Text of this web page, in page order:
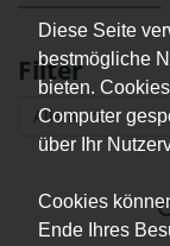
Diese Seite
bestmögliche
bieten.
Computer
über Ihr
Cookies
Ende Ihres
Filter
Alle Kurse